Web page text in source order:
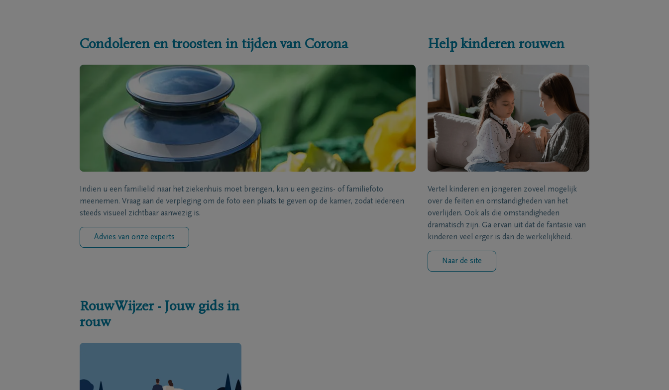
Condoleren en troosten in tijden van Corona
Indien u een familielid naar het ziekenhuis moet brengen, kan u een gezins- of familiefoto
meenemen. Vraag aan de verpleging om de foto een plaats te geven op de kamer, zodat iedereen
steeds visueel zichtbaar aanwezig is.
Advies van onze experts
Help kinderen rouwen
Vertel kinderen en jongeren zoveel mogelijk
over de feiten en omstandigheden van het
overlijden. Ook als die omstandigheden
dramatisch zijn. Ga ervan uit dat de fantasie van
kinderen veel erger is dan de werkelijkheid.
Naar de site
RouwWijzer - Jouw gids in
rouw